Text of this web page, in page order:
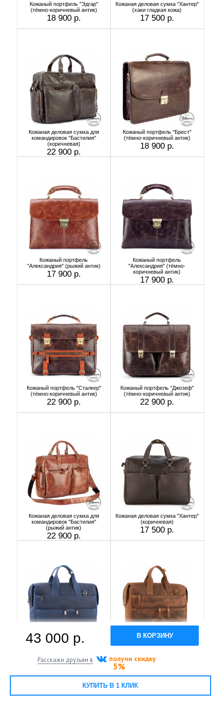
43 000 р.
Расскажи друзьям в получи скидку
5%
В КОРЗИНУ
КУПИТЬ В 1 КЛИК
Кожаный портфель "Эдгар"
(тёмно-коричневый антик)
18 900 р.
Кожаная деловая сумка "Хантер"
(хаки гладкая кожа)
17 500 р.
Кожаная деловая сумка для
командировок "Бастилия"
(коричневая)
22 900 р.
Кожаный портфель "Брест"
(тёмно-коричневый антик)
18 900 р.
Кожаный портфель
"Александрия" (рыжий антик)
17 900 р.
Кожаный портфель
"Александрия" (тёмно-
коричневый антик)
17 900 р.
Кожаный портфель "Сталкер"
(тёмно-коричневый антик)
22 900 р.
Кожаный портфель "Джозеф"
(тёмно-коричневый антик)
22 900 р.
Кожаная деловая сумка для
командировок "Бастилия"
(рыжий антик)
22 900 р.
Кожаная деловая сумка "Хантер"
(коричневая)
17 500 р.
Кожаная деловая сумка "Марк"
26 900 р. 26 900 р.